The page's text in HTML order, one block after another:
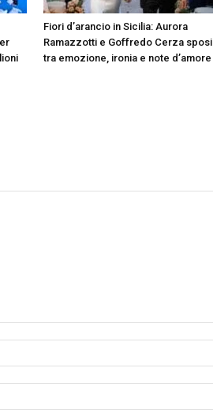
Fiori d’arancio in Sicilia: Aurora
Ramazzotti e Goffredo Cerza sposi
tra emozione, ironia e note d’amore